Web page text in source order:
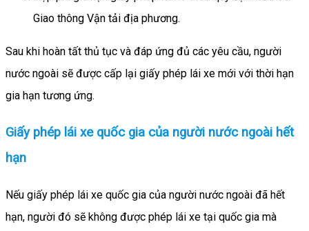
Giao thông Vận tải địa phương.
Sau khi hoàn tất thủ tục và đáp ứng đủ các yêu cầu, người
nước ngoài sẽ được cấp lại giấy phép lái xe mới với thời hạn
gia hạn tương ứng.
Giấy phép lái xe quốc gia của người nước ngoài hết
hạn
Nếu giấy phép lái xe quốc gia của người nước ngoài đã hết
hạn, người đó sẽ không được phép lái xe tại quốc gia mà